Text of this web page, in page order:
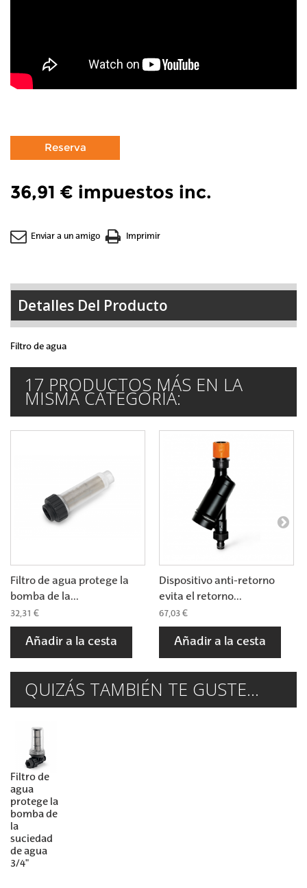
36,91 € impuestos inc.
Enviar a un amigo Imprimir
Detalles Del Producto
Filtro de agua
17 PRODUCTOS MÁS EN LA
MISMA CATEGORÍA:
Filtro de agua protege la
bomba de la...
32,31 €
Añadir a la cesta
Dispositivo anti-retorno
evita el retorno...
67,03 €
Añadir a la cesta
QUIZÁS TAMBIÉN TE GUSTE...
Filtro de
agua
protege la
bomba de
la
suciedad
de agua
3/4"